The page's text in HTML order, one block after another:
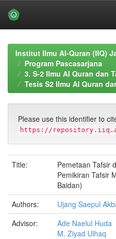
navigationInstitut Ilmu Al-Quran (IIQ)
Program Pascasarjana
3. S-2 Ilmu Al Quran dan
Tesis S2 Ilmu Al Quran
Please use this identifier to
https://
Title:
Pemetaan Tafsir
Pemikiran Tafsir
Baidan)
Authors:
Ujang Saepul
Advisor:
Ade Naelul Huda
M. Ziyad Ulhaq